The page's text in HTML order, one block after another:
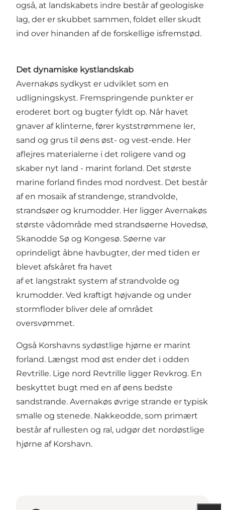
også, at landskabets indre består af geologiske
lag, der er skubbet sammen, foldet eller skudt
ind over hinanden af de forskellige isfremstød.
Det dynamiske kystlandskab
Avernakøs sydkyst er udviklet som en
udligningskyst. Fremspringende punkter er
eroderet bort og bugter fyldt op. Når havet
gnaver af klinterne, fører kyststrømmene ler,
sand og grus til øens øst- og vest-ende. Her
aflejres materialerne i det roligere vand og
skaber nyt land - marint forland. Det største
marine forland findes mod nordvest. Det består
af en mosaik af strandenge, strandvolde,
strandsøer og krumodder. Her ligger Avernakøs
største vådområde med strandsøerne Hovedsø,
Skanodde Sø og Kongesø. Søerne var
oprindeligt åbne havbugter, der med tiden er
blevet afskåret fra havet
af et langstrakt system af strandvolde og
krumodder. Ved kraftigt højvande og under
stormfloder bliver dele af området
oversvømmet.
Også Korshavns sydøstlige hjørne er marint
forland. Længst mod øst ender det i odden
Revtrille. Lige nord Revtrille ligger Revkrog. En
beskyttet bugt med en af øens bedste
sandstrande. Avernakøs øvrige strande er typisk
smalle og stenede. Nakkeodde, som primært
består af rullesten og ral, udgør det nordøstlige
hjørne af Korshavn.